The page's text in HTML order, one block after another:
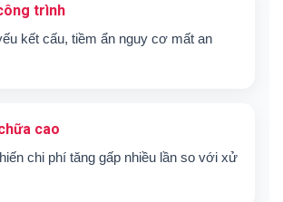
trình
kết cấu, tiềm ẩn nguy cơ mất an
cao
chi phí tăng gấp nhiều lần so với xử